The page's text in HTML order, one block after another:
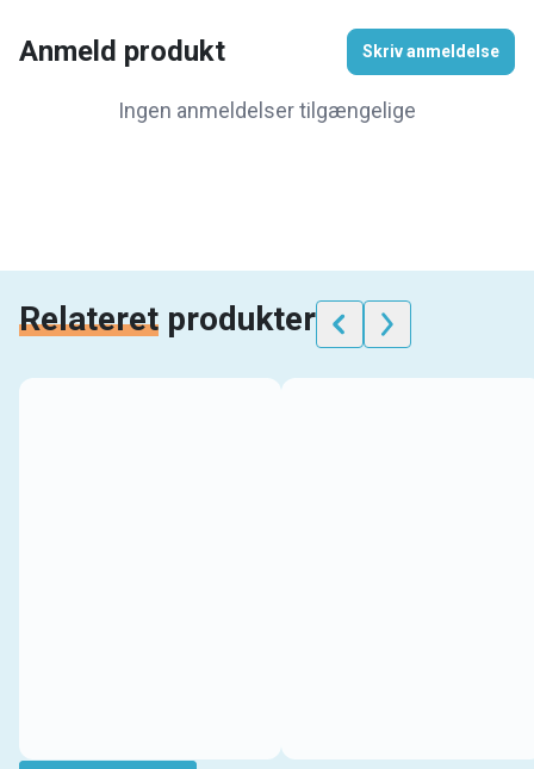
Anmeld produkt Skriv anmeldelse
Ingen anmeldelser tilgængelige
Relateret produkter